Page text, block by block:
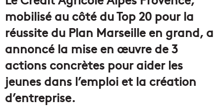
mobilisé au côté du Top 20 pour la
réussite du Plan Marseille en grand, a
annoncé la mise en œuvre de 3
actions concrètes pour aider les
jeunes dans l’emploi et la création
d’entreprise.